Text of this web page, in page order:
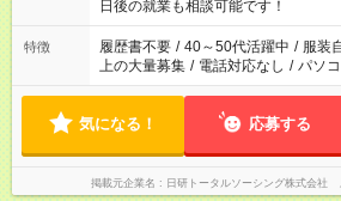
の方へ 今ご覧のお仕事で希望する勤
の勤務時間。 合計で週40時間を超
日後の就業も相談可能です！
特徴 履歴書不要 / 40～50代活躍中 / 服装
上の大量募集 / 電話対応なし / パソ
気になる！ 応募する
掲載元企業名 日研トータルソーシング株式会社